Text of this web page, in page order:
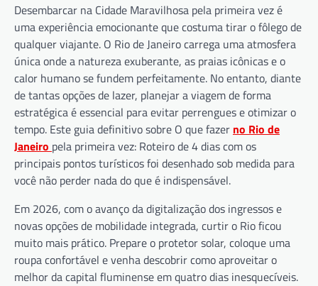
Desembarcar na Cidade Maravilhosa pela primeira vez é
uma experiência emocionante que costuma tirar o fôlego de
qualquer viajante. O Rio de Janeiro carrega uma atmosfera
única onde a natureza exuberante, as praias icônicas e o
calor humano se fundem perfeitamente. No entanto, diante
de tantas opções de lazer, planejar a viagem de forma
estratégica é essencial para evitar perrengues e otimizar o
tempo. Este guia definitivo sobre O que fazer no Rio de
Janeiro pela primeira vez: Roteiro de 4 dias com os
principais pontos turísticos foi desenhado sob medida para
você não perder nada do que é indispensável.
Em 2026, com o avanço da digitalização dos ingressos e
novas opções de mobilidade integrada, curtir o Rio ficou
muito mais prático. Prepare o protetor solar, coloque uma
roupa confortável e venha descobrir como aproveitar o
melhor da capital fluminense em quatro dias inesquecíveis.